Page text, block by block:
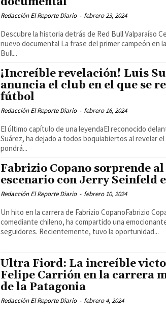
Redacción El Reporte Diario - febrero 23, 2024
Descubre la historia detrás de Red Bull Valparaíso
nuevo documental La frase del primer campeón en la historia de Red
Bull...
¡Increíble revelación! Luis
anuncia el club en el que se
fútbol
Redacción El Reporte Diario - febrero 16, 2024
El último capítulo de una leyendaEl reconocido
Suárez, ha dejado a todos boquiabiertos al revelar
pondrá...
Fabrizio Copano sorprende
escenario con Jerry Seinfeld
Redacción El Reporte Diario - febrero 10, 2024
Un hito en la carrera de Fabrizio CopanoFabrizio
comediante chileno, ha compartido una
seguidores. Recientemente, tuvo la oportunidad...
Ultra Fiord: La increíble
Felipe Carrión en la carrera
de la Patagonia
Redacción El Reporte Diario - febrero 4, 2024